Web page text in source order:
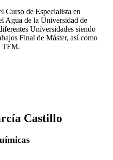
Curso de Especialista en
Agua de la Universidad de
Universidades siendo
Final de Máster, así como
TFM.
Castillo